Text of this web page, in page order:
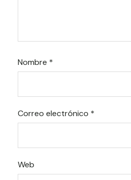
Nombre *
Correo electrónico *
Web